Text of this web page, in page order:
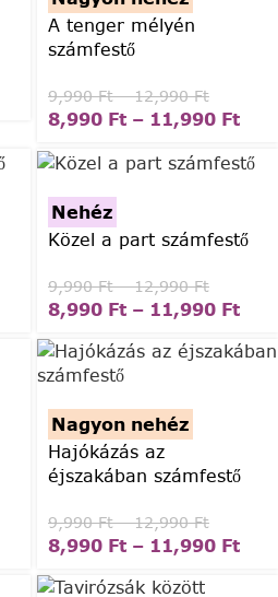
A tenger mélyén
számfestő
9,990Ft – 12,990Ft
8,990 Ft – 11,990 Ft
Nehéz
Közel a part számfestő
9,990Ft – 12,990Ft
8,990 Ft – 11,990 Ft
Nagyon nehéz
Hajókázás az
éjszakában számfestő
9,990Ft – 12,990Ft
8,990 Ft – 11,990 Ft